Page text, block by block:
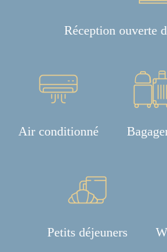
Réception ouverte
Air conditionné
Petits déjeuners